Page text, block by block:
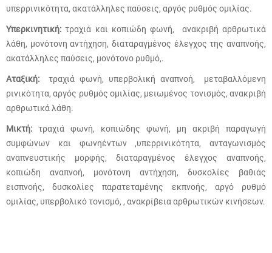
υπερρινικότητα, ακατάλληλες παύσεις, αργός ρυθμός ομιλίας.
Υπερκινητική: τραχιά και κοπιώδη φωνή, ανακριβή αρθρωτικά
λάθη, μονότονη αντήχηση, διαταραγμένος έλεγχος της αναπνοής,
ακατάλληλες παύσεις, μονότονο ρυθμό,.
Αταξική: τραχιά φωνή, υπερβολική αναπνοή, μεταβαλλόμενη
ρινικότητα, αργός ρυθμός ομιλίας, μειωμένος τονισμός, ανακριβή
αρθρωτικά λάθη.
Μικτή: τραχιά φωνή, κοπιώδης φωνή, μη ακριβή παραγωγή
συμφώνων και φωνηέντων ,υπερρινικότητα, ανταγωνισμός
αναπνευστικής μορφής, διαταραγμένος έλεγχος αναπνοής,
κοπιώδη αναπνοή, μονότονη αντήχηση, δυσκολίες βαθιάς
εισπνοής, δυσκολίες παρατεταμένης εκπνοής, αργό ρυθμό
ομιλίας, υπερβολικό τονισμό, , ανακρίβεια αρθρωτικών κινήσεων.